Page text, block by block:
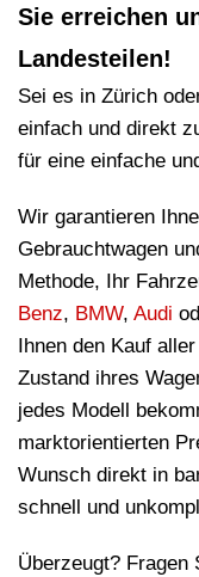
Sie erreichen
Landesteilen!
Sei es in Zürich
einfach und direkt
für eine einfache
Wir garantieren
Gebrauchtwagen
Methode, Ihr
Benz, BMW, Audi
Ihnen den Kauf aller
Zustand ihres
jedes Modell
marktorientierten
Wunsch direkt in
schnell und
Überzeugt? Fragen